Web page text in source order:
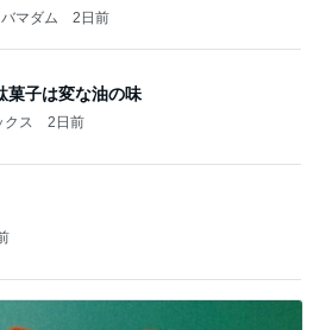
マダム 2日前
菓子は変な油の味
ス 2日前